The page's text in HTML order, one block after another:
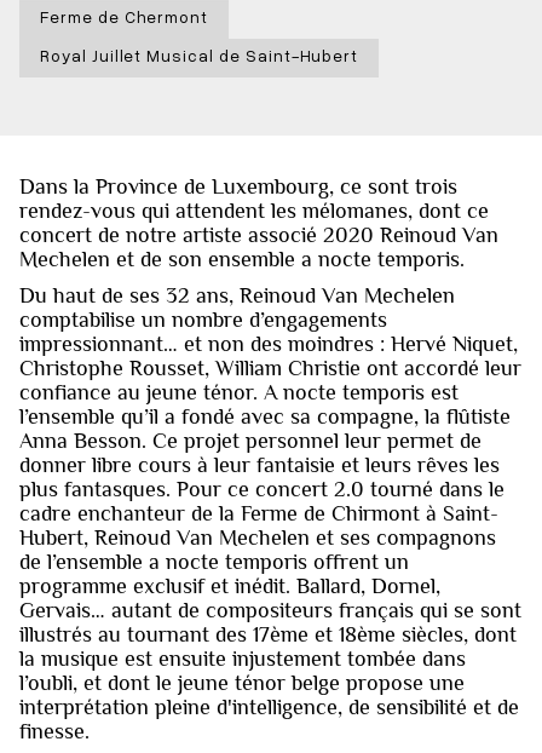
Ferme de Chermont
Royal Juillet Musical de Saint-Hubert
Dans la Province de Luxembourg, ce sont trois
rendez-vous qui attendent les mélomanes, dont ce
concert de notre artiste associé 2020 Reinoud Van
Mechelen et de son ensemble a nocte temporis.
Du haut de ses 32 ans, Reinoud Van Mechelen
comptabilise un nombre d’engagements
impressionnant… et non des moindres : Hervé Niquet,
Christophe Rousset, William Christie ont accordé leur
confiance au jeune ténor. A nocte temporis est
l’ensemble qu’il a fondé avec sa compagne, la flûtiste
Anna Besson. Ce projet personnel leur permet de
donner libre cours à leur fantaisie et leurs rêves les
plus fantasques. Pour ce concert 2.0 tourné dans le
cadre enchanteur de la Ferme de Chirmont à Saint-
Hubert, Reinoud Van Mechelen et ses compagnons
de l’ensemble a nocte temporis offrent un
programme exclusif et inédit. Ballard, Dornel,
Gervais… autant de compositeurs français qui se sont
illustrés au tournant des 17ème et 18ème siècles, dont
la musique est ensuite injustement tombée dans
l’oubli, et dont le jeune ténor belge propose une
interprétation pleine d'intelligence, de sensibilité et de
finesse.